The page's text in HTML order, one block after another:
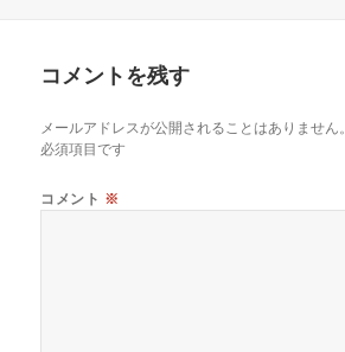
コメントを残す
メールアドレスが公開されることはありません。
必須項目です
コメント ※